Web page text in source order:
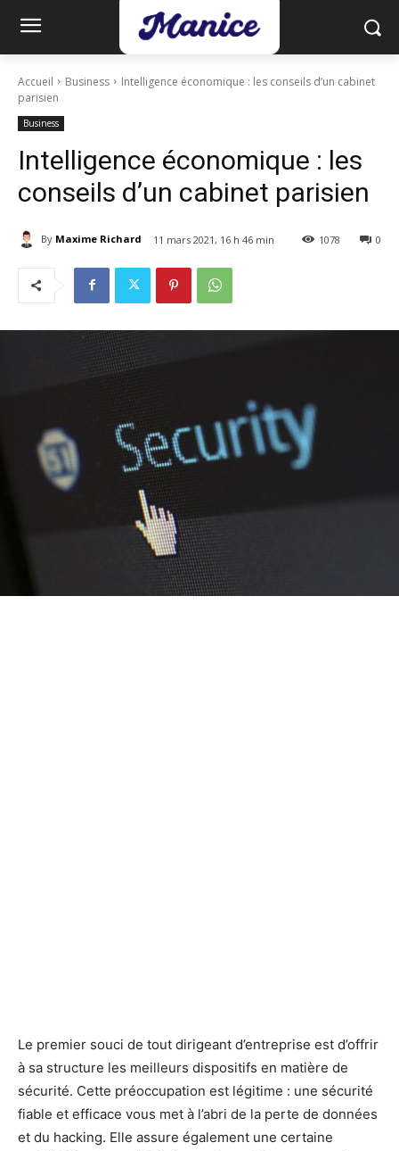
Accueil Business
Intelligence économique : les conseils d’un cabinet
parisien
Business
Intelligence économique : les
conseils d’un cabinet parisien
By Maxime Richard 11 mars 2021, 16 h 46 min 0
1078
Le premier souci de tout dirigeant d’entreprise est d’offrir
à sa structure les meilleurs dispositifs en matière de
sécurité. Cette préoccupation est légitime : une sécurité
fiable et efficace vous met à l’abri de la perte de données
et du hacking. Elle assure également une certaine